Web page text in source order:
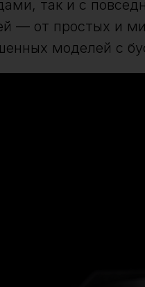
так и с
— от простых и
моделей с